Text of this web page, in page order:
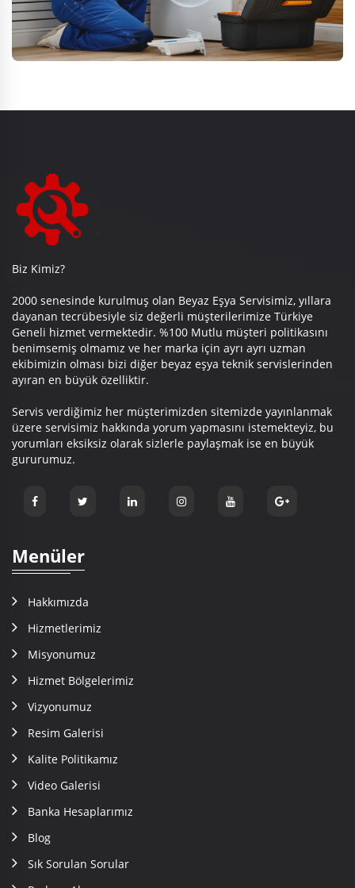
Biz Kimiz?
2000 senesinde kurulmuş olan Beyaz Eşya Servisimiz, yıllara
dayanan tecrübesiyle siz değerli müşterilerimize Türkiye
Geneli hizmet vermektedir. %100 Mutlu müşteri politikasını
benimsemiş olmamız ve her marka için ayrı ayrı uzman
ekibimizin olması bizi diğer beyaz eşya teknik servislerinden
ayıran en büyük özelliktir.
Servis verdiğimiz her müşterimizden sitemizde yayınlanmak
üzere servisimiz hakkında yorum yapmasını istemekteyiz, bu
yorumları eksiksiz olarak sizlerle paylaşmak ise en büyük
gururumuz.
Menüler
Hakkımızda
Hizmetlerimiz
Misyonumuz
Hizmet Bölgelerimiz
Vizyonumuz
Resim Galerisi
Kalite Politikamız
Video Galerisi
Banka Hesaplarımız
Blog
Sık Sorulan Sorular